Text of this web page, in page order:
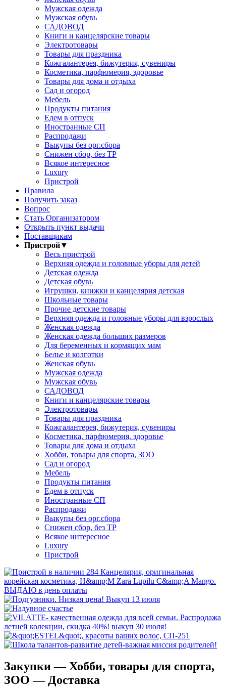
Мужская одежда
Мужская обувь
САДОВОД
Книги и канцелярские товары
Электротовары
Товары для праздника
Кожгалантерея, бижутерия, сувениры
Косметика, парфюмерия, здоровье
Товары для дома и отдыха
Сад и огород
Мебель
Продукты питания
Едем в отпуск
Иностранные СП
Распродажи
Выкупы без орг.сбора
Снижен сбор, без ТР
Всякое интересное
Luxury
Пристрой
Правила
Получить заказ
Вопрос
Стать Организатором
Открыть пункт выдачи
Поставщикам
Пристрой▼
Весь пристрой
Верхняя одежда и головные уборы для детей
Детская одежда
Детская обувь
Игрушки, книжки и канцелярия детская
Школьные товары
Прочие детские товары
Верхняя одежда и головные уборы для взрослых
Женская одежда
Женская одежда больших размеров
Для беременных и кормящих мам
Белье и колготки
Женская обувь
Мужская одежда
Мужская обувь
САДОВОД
Книги и канцелярские товары
Электротовары
Товары для праздника
Кожгалантерея, бижутерия, сувениры
Косметика, парфюмерия, здоровье
Товары для дома и отдыха
Хобби, товары для спорта, ЗОО
Сад и огород
Мебель
Продукты питания
Едем в отпуск
Иностранные СП
Распродажи
Выкупы без орг.сбора
Снижен сбор, без ТР
Всякое интересное
Luxury
Пристрой
Закупки — Хобби, товары для спорта,
ЗОО — Доставка